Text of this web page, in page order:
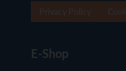
E-Shop